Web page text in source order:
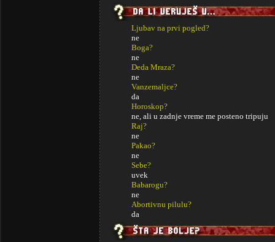
Ljubav na prvi pogled?
ne
Boga?
ne
Deda Mraza?
ne
Vanzemaljce?
da
Horoskop?
ne, ali u zadnje vreme me posteno tripuju
Raj?
ne
Pakao?
ne
Sebe?
uvek
Babarogu?
ne
Abortivnu pilulu?
da